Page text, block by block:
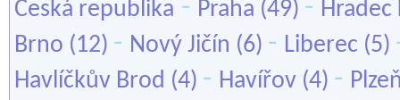
Česká republika - Praha (49) - Hradec
Brno (12) - Nový Jičín (6) - Liberec (5)
Havlíčkův Brod (4) - Havířov (4) -